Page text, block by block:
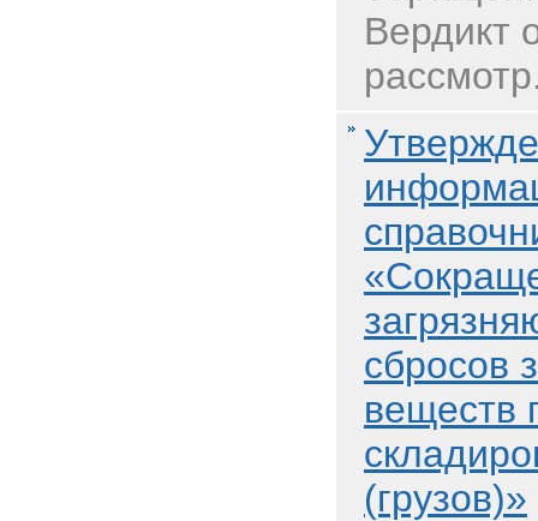
Вердикт
сбросов
веществ
(грузов)»